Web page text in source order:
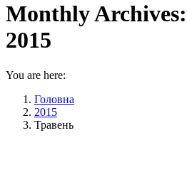
Monthly Archives:
2015
You are here:
Головна
2015
Травень